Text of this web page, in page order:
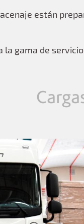
están
la gama de